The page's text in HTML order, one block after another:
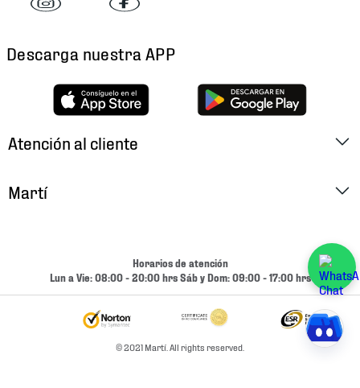
Descarga nuestra APP
Atención al cliente
Cambios y Devoluciones
Condiciones de Entrega
Martí
Términos y Condiciones
Horarios de atención
Lun a Vie: 08:00 - 20:00 hrs Sáb y Dom: 09:00 - 17:00 hrs
© 2021 Martí. All rights reserved.